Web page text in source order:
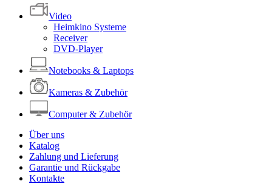
Video
Heimkino Systeme
Receiver
DVD-Player
Notebooks & Laptops
Kameras & Zubehör
Computer & Zubehör
Über uns
Katalog
Zahlung und Lieferung
Garantie und Rückgabe
Kontakte